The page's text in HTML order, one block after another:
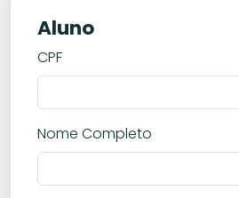
Aluno
CPF
Nome Completo